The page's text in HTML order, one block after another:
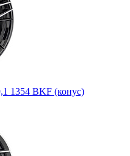
1354 BKF (конус)